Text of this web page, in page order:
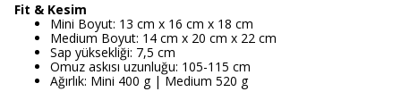
Fit & Kesim
Mini Boyut: 13 cm x 16 cm x 18 cm
Medium Boyut: 14 cm x 20 cm x 22 cm
Sap yüksekliği: 7,5 cm
Omuz askısı uzunluğu: 105-115 cm
Ağırlık: Mini 400 g | Medium 520 g